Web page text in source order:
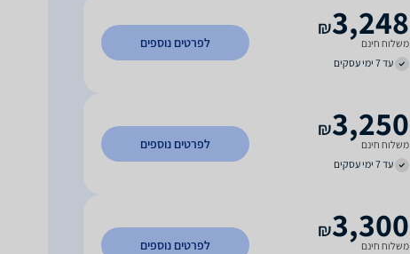
3,248
₪
משלוח חינם
עד 7 ימי עסקים
לפרטים נוספים
3,250
₪
משלוח חינם
עד 7 ימי עסקים
לפרטים נוספים
3,300
₪
משלוח חינם
לפרטים נוספים